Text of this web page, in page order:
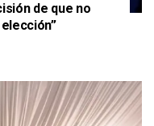
de que no